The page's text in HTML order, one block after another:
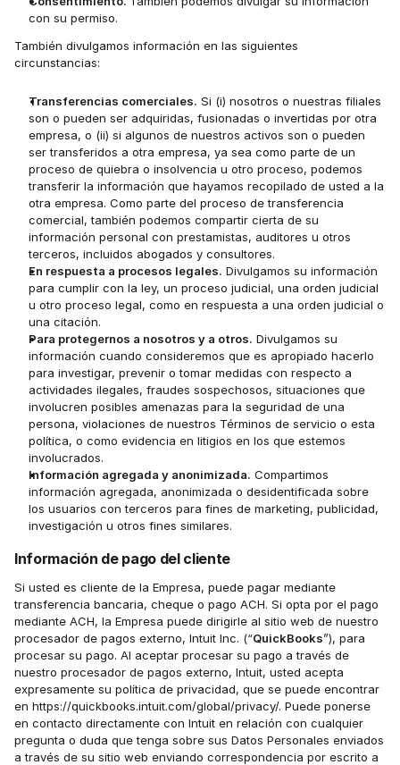
con su permiso.
También divulgamos información en las siguientes
circunstancias:
Transferencias comerciales. Si (i) nosotros o nuestras filiales
son o pueden ser adquiridas, fusionadas o invertidas por otra
empresa, o (ii) si algunos de nuestros activos son o pueden
ser transferidos a otra empresa, ya sea como parte de un
proceso de quiebra o insolvencia u otro proceso, podemos
transferir la información que hayamos recopilado de usted a la
otra empresa. Como parte del proceso de transferencia
comercial, también podemos compartir cierta de su
información personal con prestamistas, auditores u otros
terceros, incluidos abogados y consultores.
En respuesta a procesos legales. Divulgamos su información
para cumplir con la ley, un proceso judicial, una orden judicial
u otro proceso legal, como en respuesta a una orden judicial o
una citación.
Para protegernos a nosotros y a otros. Divulgamos su
información cuando consideremos que es apropiado hacerlo
para investigar, prevenir o tomar medidas con respecto a
actividades ilegales, fraudes sospechosos, situaciones que
involucren posibles amenazas para la seguridad de una
persona, violaciones de nuestros Términos de servicio o esta
política, o como evidencia en litigios en los que estemos
involucrados.‍
Información agregada y anonimizada. Compartimos
información agregada, anonimizada o desidentificada sobre
los usuarios con terceros para fines de marketing, publicidad,
investigación u otros fines similares.
Información de pago del cliente
Si usted es cliente de la Empresa, puede pagar mediante
transferencia bancaria, cheque o pago ACH. Si opta por el pago
mediante ACH, la Empresa puede dirigirle al sitio web de nuestro
procesador de pagos externo, Intuit Inc. (“QuickBooks”), para
procesar su pago. Al aceptar procesar su pago a través de
nuestro procesador de pagos externo, Intuit, usted acepta
expresamente su política de privacidad, que se puede encontrar
en https://quickbooks.intuit.com/global/privacy/. Puede ponerse
en contacto directamente con Intuit en relación con cualquier
pregunta o duda que tenga sobre sus Datos Personales enviados
a través de su sitio web enviando correspondencia por escrito a